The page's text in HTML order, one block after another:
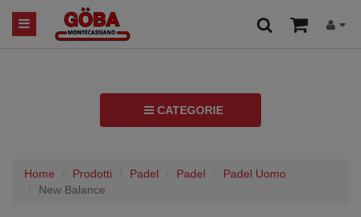
CATEGORIE
Home Prodotti Padel Padel
Padel Uomo
New Balance